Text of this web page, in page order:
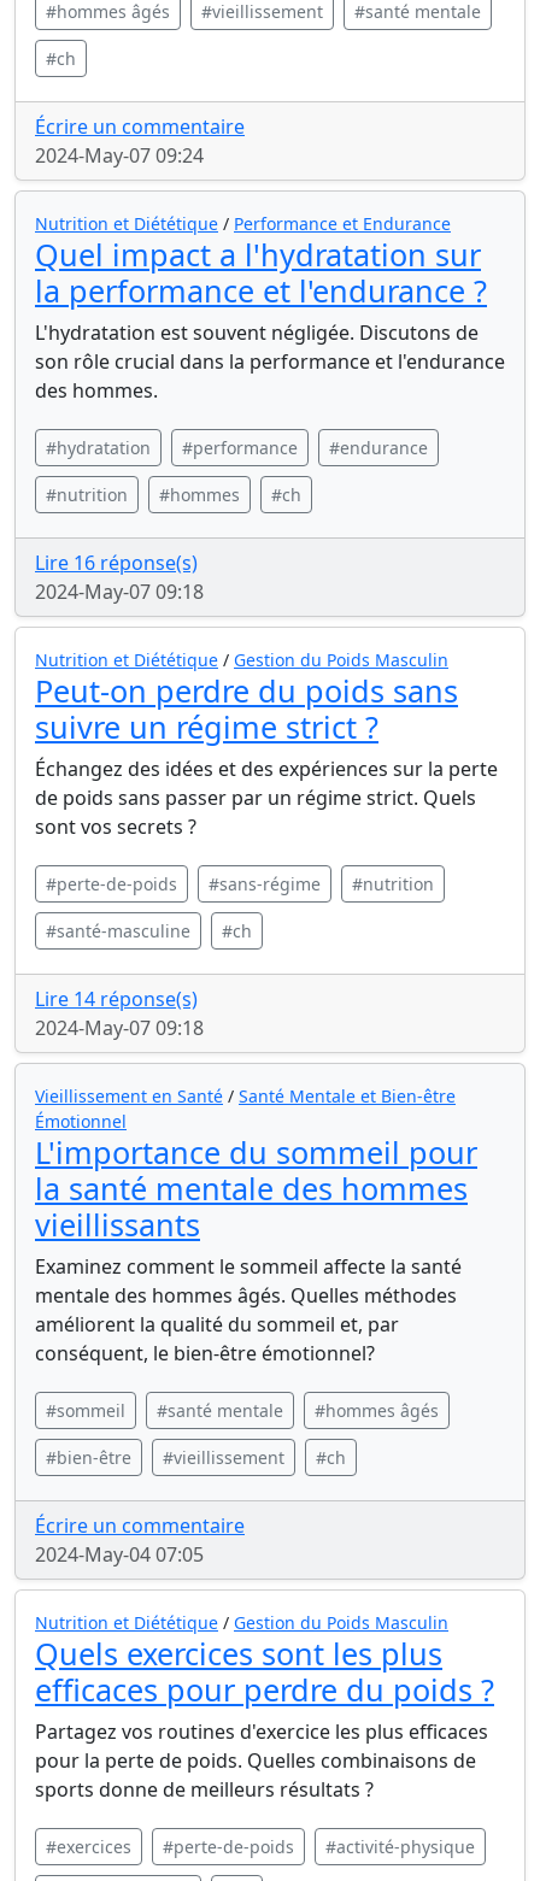
#hommes âgés #vieillissement #santé mentale
#ch
Écrire un commentaire
2024-May-07 09:24
Nutrition et Diététique / Performance et Endurance
Quel impact a l'hydratation sur
la performance et l'endurance ?
L'hydratation est souvent négligée. Discutons de
son rôle crucial dans la performance et l'endurance
des hommes.
#hydratation #performance #endurance
#nutrition #hommes #ch
Lire 16 réponse(s)
2024-May-07 09:18
Nutrition et Diététique / Gestion du Poids Masculin
Peut-on perdre du poids sans
suivre un régime strict ?
Échangez des idées et des expériences sur la perte
de poids sans passer par un régime strict. Quels
sont vos secrets ?
#perte-de-poids #sans-régime #nutrition
#santé-masculine #ch
Lire 14 réponse(s)
2024-May-07 09:18
Vieillissement en Santé / Santé Mentale et Bien-être
Émotionnel
L'importance du sommeil pour
la santé mentale des hommes
vieillissants
Examinez comment le sommeil affecte la santé
mentale des hommes âgés. Quelles méthodes
améliorent la qualité du sommeil et, par
conséquent, le bien-être émotionnel?
#sommeil #santé mentale #hommes âgés
#bien-être #vieillissement #ch
Écrire un commentaire
2024-May-04 07:05
Nutrition et Diététique / Gestion du Poids Masculin
Quels exercices sont les plus
efficaces pour perdre du poids ?
Partagez vos routines d'exercice les plus efficaces
pour la perte de poids. Quelles combinaisons de
sports donne de meilleurs résultats ?
#exercices #perte-de-poids #activité-physique